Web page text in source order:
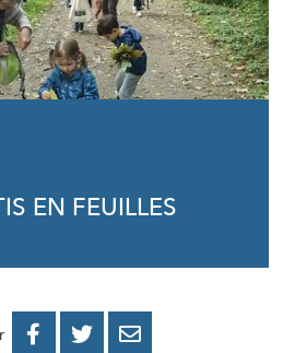
EN FEUILLES

PARTAGER
PARTAGER
PARTAGER